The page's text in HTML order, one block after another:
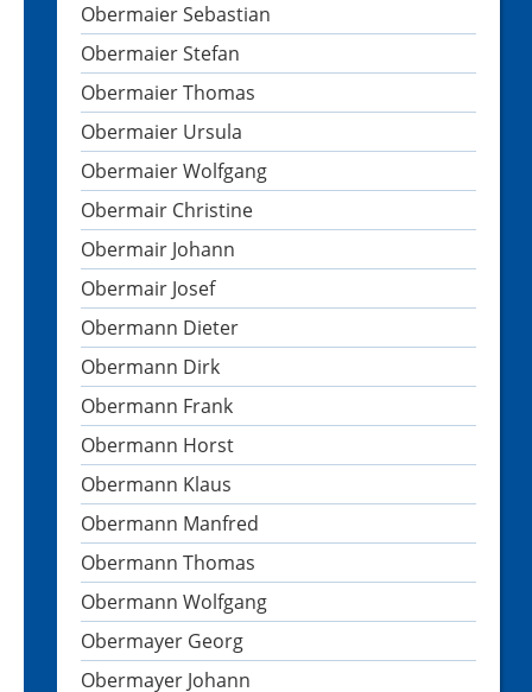
Obermaier Sebastian
Obermaier Stefan
Obermaier Thomas
Obermaier Ursula
Obermaier Wolfgang
Obermair Christine
Obermair Johann
Obermair Josef
Obermann Dieter
Obermann Dirk
Obermann Frank
Obermann Horst
Obermann Klaus
Obermann Manfred
Obermann Thomas
Obermann Wolfgang
Obermayer Georg
Obermayer Johann